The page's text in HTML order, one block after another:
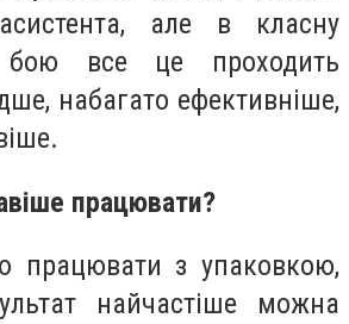
але в класну
все це проходить
набагато ефективніше,
працювати?
працювати з упаковкою,
найчастіше можна